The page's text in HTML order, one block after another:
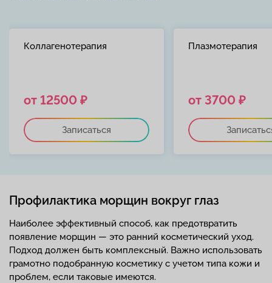
Коллагенотерапия
от 12500 ₽
Записаться
Плазмотерапия
от 3700 ₽
Профилактика морщин вокруг глаз
Наиболее эффективный способ, как предотвратить
появление морщин — это ранний косметический уход.
Подход должен быть комплексный. Важно использовать
грамотно подобранную косметику с учетом типа кожи и
проблем, если таковые имеются.